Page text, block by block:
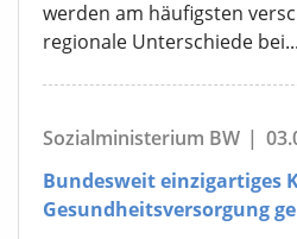
werden am häufigsten
regionale Unterschiede bei...
Sozialministerium BW |
Bundesweit einzigartiges
Gesundheitsversorgung